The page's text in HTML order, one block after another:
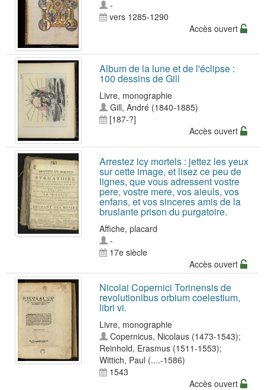
-
vers 1285-1290
Accès ouvert
Album de la lune et de l'éclipse :
100 dessins de Gill
Livre, monographie
Gill, André (1840-1885)
[187-?]
Accès ouvert
Arrestez icy mortels : jettez les yeux
sur cette image, et lisez ce peu de
lignes, que vous adressent vostre
pere, vostre mere, vos aieuls, vos
enfans, et vos sinceres amis de la
bruslante prison du purgatoire.
Affiche, placard
-
17e siècle
Accès ouvert
Nicolai Copernici Torinensis de
revolutionibus orbium coelestium,
libri vi.
Livre, monographie
Copernicus, Nicolaus (1473-1543);
Reinhold, Erasmus (1511-1553);
Wittich, Paul (....-1586)
1543
Accès ouvert